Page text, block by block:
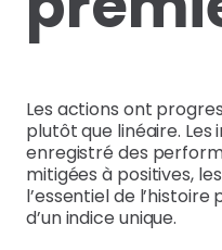
Les actions ont
plutôt que linéaire.
enregistré des
mitigées à positives,
l’essentiel de
d’un indice unique.